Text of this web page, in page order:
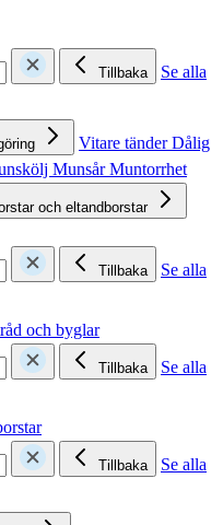
Tillbaka
Se alla
Vitare tänderDålig
MunsårMuntorrhet
och eltandborstar
Tillbaka
Se alla
och byglar
Tillbaka
Se alla
Tillbaka
Se alla